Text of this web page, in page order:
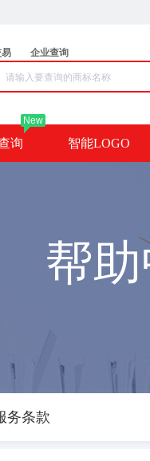
企业查询
询
New
智能LOGO
帮
务条款